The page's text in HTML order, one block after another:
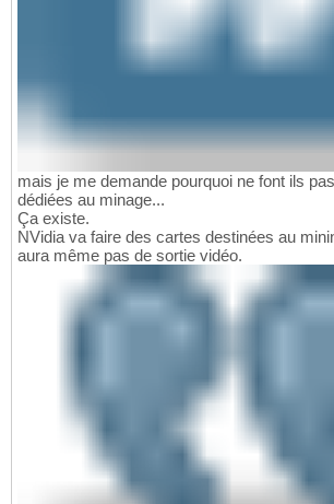
mais je me demande pourquoi ne font ils
dédiées au minage...
Ça existe.
NVidia va faire des cartes destinées au
aura même pas de sortie vidéo.